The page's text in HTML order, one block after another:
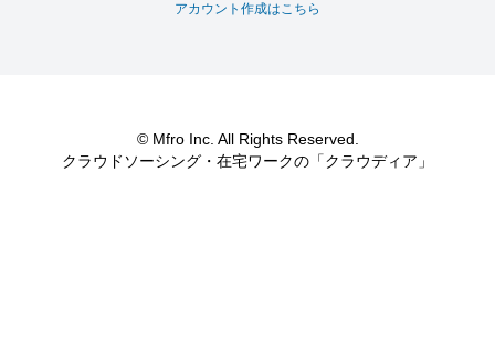
アカウント作成はこちら
© Mfro Inc. All Rights Reserved.
クラウドソーシング・在宅ワークの「クラウディア」